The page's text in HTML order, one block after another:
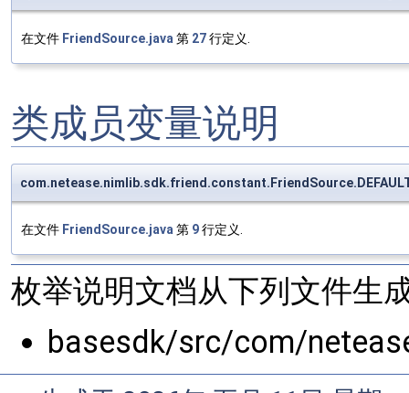
在文件 FriendSource.java 第 27行定义.
类成员变量说明
在文件 FriendSource.java 第 9行定义.
枚举说明文档从下列文件生
basesdk/src/com/